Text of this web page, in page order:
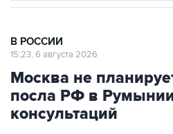
В РОССИИ
15:23, 6 августа 2026
Москва не
посла РФ в
консультаций